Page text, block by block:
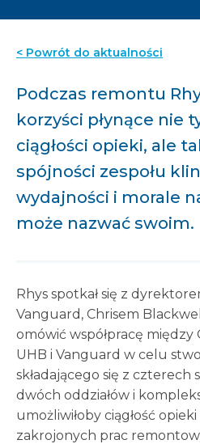
< Powrót do aktualności
Podczas remontu
korzyści płynące nie
ciągłości opieki, ale
spójności zespołu
wydajności i morale
może nazwać swoim.
Rhys spotkał się z
Vanguard, Chrisem
omówić współpracę
UHB i Vanguard w celu
składającego się z czterech
dwóch oddziałów i
umożliwiłoby ciągłość
zakrojonych prac